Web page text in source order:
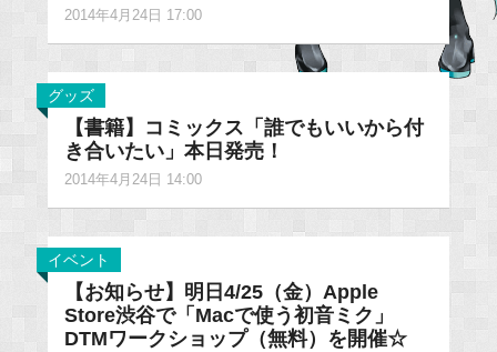
2014年4月24日 17:00
グッズ
【書籍】コミックス「誰でもいいから付
き合いたい」本日発売！
2014年4月24日 14:00
イベント
【お知らせ】明日4/25（金）Apple
Store渋谷で「Macで使う初音ミク」
DTMワークショップ（無料）を開催☆